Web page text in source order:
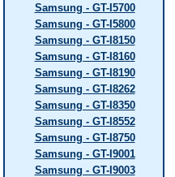
Samsung - GT-I5700
Samsung - GT-I5800
Samsung - GT-I8150
Samsung - GT-I8160
Samsung - GT-I8190
Samsung - GT-I8262
Samsung - GT-I8350
Samsung - GT-I8552
Samsung - GT-I8750
Samsung - GT-I9001
Samsung - GT-I9003